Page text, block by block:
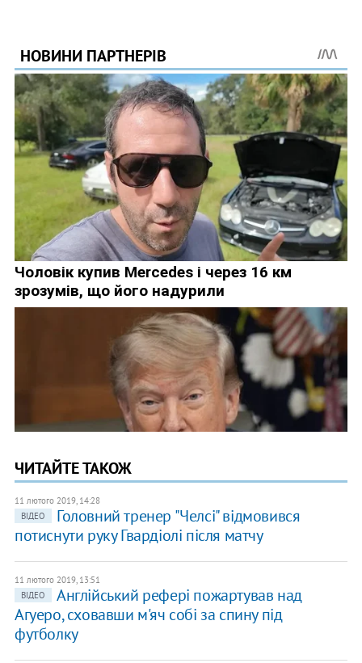
ЧИТАЙТЕ ТАКОЖ
11 лютого 2019, 14:28
ВІДЕО
Головний тренер "Челсі" відмовився
потиснути руку Гвардіолі після матчу
11 лютого 2019, 13:51
ВІДЕО
Англійський рефері пожартував над
Агуеро, сховавши м'яч собі за спину під
футболку